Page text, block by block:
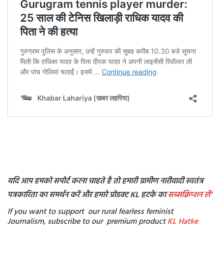
यदि आप हमको सपोर्ट करना चाहते है तो हमारी ग्रामीण नारीवादी स्वतंत्र
पत्रकारिता का समर्थन करें और हमारे प्रोडक्ट KL हटके कासब्सक्रिप्शनलें’
If you want to support our rural fearless feminist
Journalism, subscribe to our premium productKL Hatke